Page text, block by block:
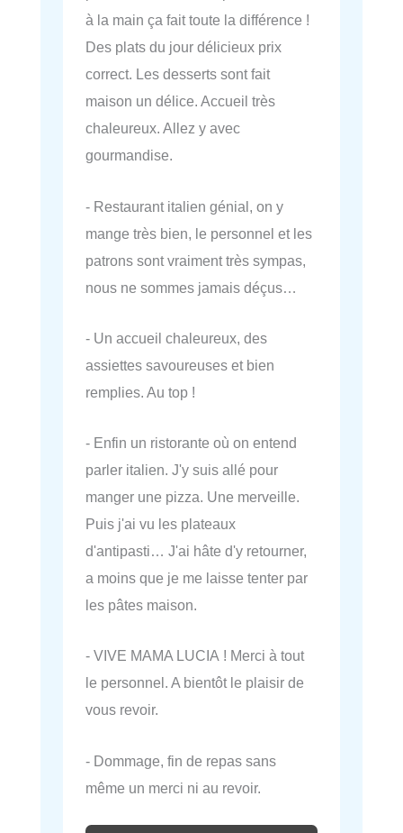
à la main ça fait toute la différence !
Des plats du jour délicieux prix
correct. Les desserts sont fait
maison un délice. Accueil très
chaleureux. Allez y avec
gourmandise.
- Restaurant italien génial, on y
mange très bien, le personnel et les
patrons sont vraiment très sympas,
nous ne sommes jamais déçus…
- Un accueil chaleureux, des
assiettes savoureuses et bien
remplies. Au top !
- Enfin un ristorante où on entend
parler italien. J'y suis allé pour
manger une pizza. Une merveille.
Puis j'ai vu les plateaux
d'antipasti… J'ai hâte d'y retourner,
a moins que je me laisse tenter par
les pâtes maison.
- VIVE MAMA LUCIA ! Merci à tout
le personnel. A bientôt le plaisir de
vous revoir.
- Dommage, fin de repas sans
même un merci ni au revoir.